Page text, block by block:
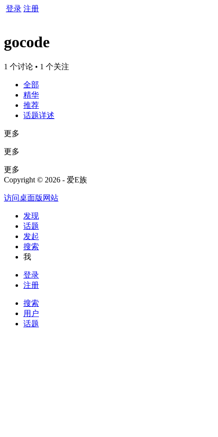
登录 注册
gocode
1 个讨论 • 1 个关注
全部
精华
推荐
话题详述
更多
更多
更多
Copyright © 2026 - 爱E族
访问桌面版网站
发现
话题
发起
搜索
我
登录
注册
搜索
用户
话题